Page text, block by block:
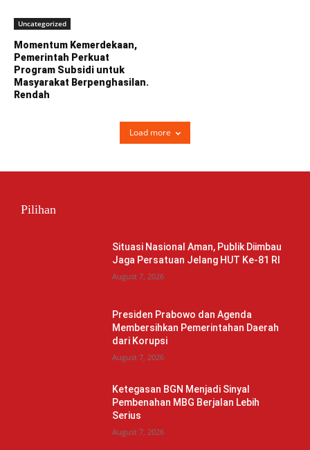
Uncategorized
Momentum Kemerdekaan,
Pemerintah Perkuat
Program Subsidi untuk
Masyarakat Berpenghasilan.
Rendah
Load more
Pilihan
Situasi Nasional Aman, Publik Diimbau
Jaga Persatuan Jelang HUT Ke-81 RI
August 7, 2026
Presiden Prabowo dan Agenda
Membersihkan Pemerintahan Daerah
dari Korupsi
August 7, 2026
Ketegasan BGN Menjadi Sinyal
Pembenahan MBG Berjalan Lebih
Serius
August 7, 2026